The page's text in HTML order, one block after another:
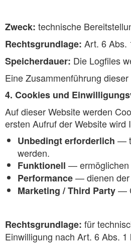
Zweck: technische
Rechtsgrundlage: Art. 6 Abs.
Speicherdauer: Die Logfiles
Eine Zusammenführung
4. Cookies und
Auf dieser Website werden
ersten Aufruf der Website
Unbedingt erforderlich —
werden.
Funktionell — ermöglichen
Performance— dienen der
Marketing / Third Party—
Rechtsgrundlage: für
Einwilligung nach Art. 6 Abs.